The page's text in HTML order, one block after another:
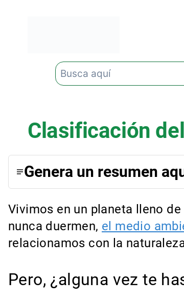
Buscar
Clasificación
Genera un resumen
Vivimos en un planeta lleno
nunca duermen, el medio
relacionamos con la
Pero, ¿alguna vez te